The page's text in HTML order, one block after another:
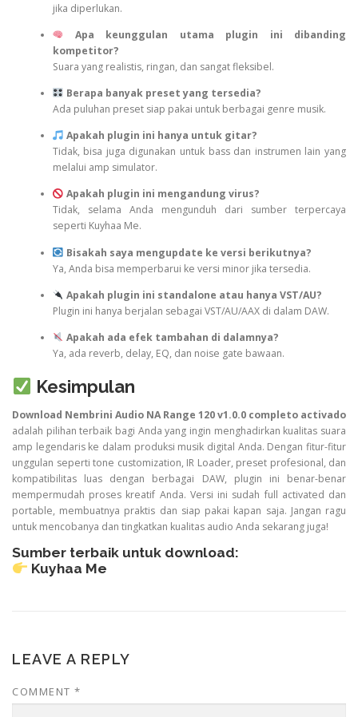
jika diperlukan.
Apa keunggulan utama plugin ini dibanding
kompetitor?
Suara yang realistis, ringan, dan sangat fleksibel.
Berapa banyak preset yang tersedia?
Ada puluhan preset siap pakai untuk berbagai genre musik.
Apakah plugin ini hanya untuk gitar?
Tidak, bisa juga digunakan untuk bass dan instrumen lain yang
melalui amp simulator.
Apakah plugin ini mengandung virus?
Tidak, selama Anda mengunduh dari sumber terpercaya
seperti Kuyhaa Me.
Bisakah saya mengupdate ke versi berikutnya?
Ya, Anda bisa memperbarui ke versi minor jika tersedia.
Apakah plugin ini standalone atau hanya VST/AU?
Plugin ini hanya berjalan sebagai VST/AU/AAX di dalam DAW.
Apakah ada efek tambahan di dalamnya?
Ya, ada reverb, delay, EQ, dan noise gate bawaan.
Kesimpulan
Download Nembrini Audio NA Range 120 v1.0.0 completo activado
adalah pilihan terbaik bagi Anda yang ingin menghadirkan kualitas suara
amp legendaris ke dalam produksi musik digital Anda. Dengan fitur-fitur
unggulan seperti tone customization, IR Loader, preset profesional, dan
kompatibilitas luas dengan berbagai DAW, plugin ini benar-benar
mempermudah proses kreatif Anda. Versi ini sudah full activated dan
portable, membuatnya praktis dan siap pakai kapan saja. Jangan ragu
untuk mencobanya dan tingkatkan kualitas audio Anda sekarang juga!
Sumber terbaik untuk download:
Kuyhaa Me
LEAVE A REPLY
COMMENT *